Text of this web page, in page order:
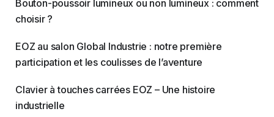
Bouton-poussoir lumineux ou non lumineux : comment
choisir ?
EOZ au salon Global Industrie : notre première
participation et les coulisses de l’aventure
Clavier à touches carrées EOZ – Une histoire
industrielle